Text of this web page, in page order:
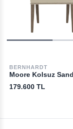
BERNHARDT
Moore Kolsuz
179.600 TL